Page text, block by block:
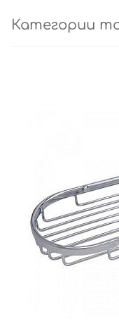
Категории